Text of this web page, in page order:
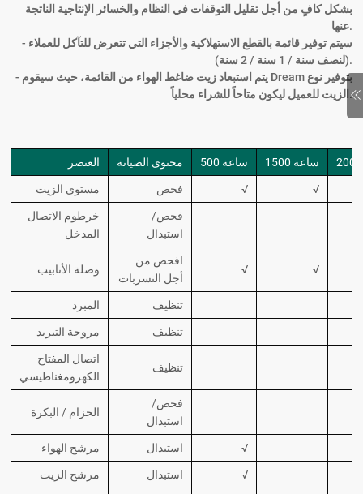
بشكل كافٍ من أجل تقليل التوقفات في النظام والخسائر الإنتاجية الناتجة
عنها.
- سيتم توفير قائمة بالقطع الاستهلاكية والأجزاء التي تتعرض للتآكل للعملاء
(لنصف سنة / 1 سنة / 2 سنة).
- يتم استبعاد زيت ضاغط الهواء من القائمة، حيث سيقوم Dream بتوفير نوع
الزيت للعميل ليكون متاحاً للشراء محلياً.
العنصر محتوى الصيانة 500 ساعة 1500 ساعة
مستوى الزيت فحص √ √
خرطوم الاتصال
المدخل
فحص/
استبدال
وصلة الأنابيب
افحص من
أجل التسربات
√ √
المبرد تنظيف
مروحة التبريد تنظيف
اتصال المفتاح
الكهرومغناطيسي
تنظيف
الحزام / البكرة
فحص/
استبدال
مرشح الهواء استبدال √
مرشح الزيت استبدال √